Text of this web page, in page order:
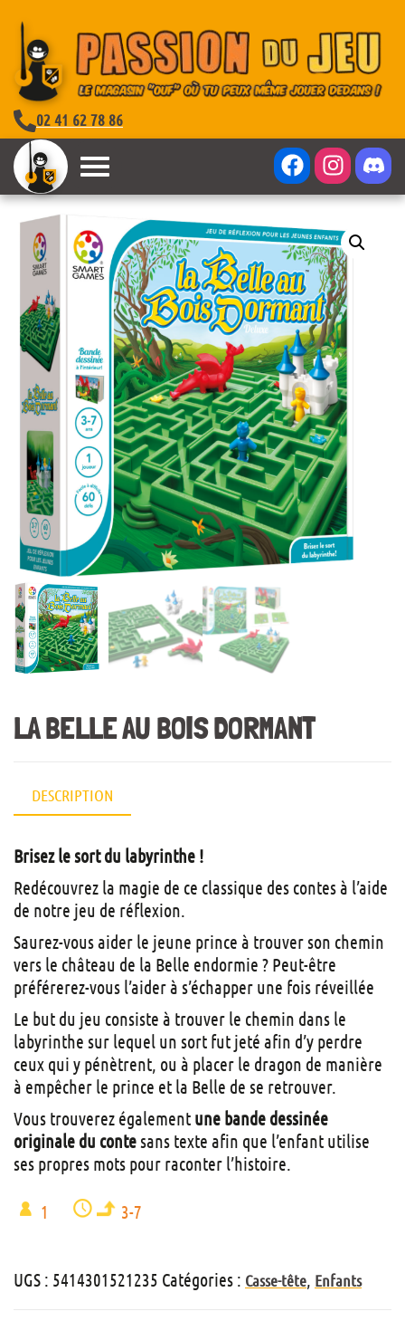
02 41 62 78 86
LA BELLE AU BOIS DORMANT
DESCRIPTION
Brisez le sort du labyrinthe !
Redécouvrez la magie de ce classique des contes à l’aide
de notre jeu de réflexion.
Saurez-vous aider le jeune prince à trouver son chemin
vers le château de la Belle endormie ? Peut-être
préférerez-vous l’aider à s’échapper une fois réveillée
Le but du jeu consiste à trouver le chemin dans le
labyrinthe sur lequel un sort fut jeté afin d’y perdre
ceux qui y pénètrent, ou à placer le dragon de manière
à empêcher le prince et la Belle de se retrouver.
Vous trouverez également une bande dessinée
originale du contesans texte afin que l’enfant utilise
ses propres mots pour raconter l’histoire.
1 3-7
UGS : 5414301521235 Catégories : Casse-tête, Enfants